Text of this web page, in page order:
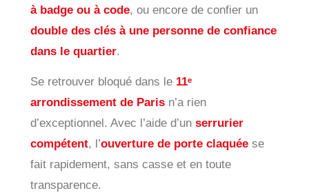
à badge ou à code, ou encore de confier un
double des clés à une personne de confiance
dans le quartier.
Se retrouver bloqué dans le 11ᵉ
arrondissement de Parisn’a rien
d’exceptionnel. Avec l’aide d’un serrurier
compétent, l’ouverture de porte claquéese
fait rapidement, sans casse et en toute
transparence.